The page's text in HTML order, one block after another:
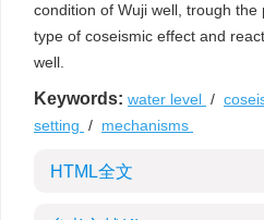
condition of Wuji well, trough
type of coseismic effect and
well.
Keywords: water level /
setting / mechanisms
HTML全文